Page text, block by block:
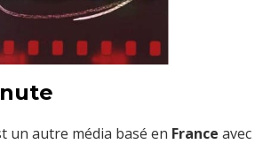
un autre média basé en France avec